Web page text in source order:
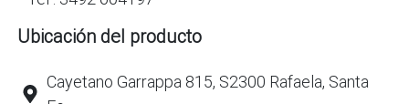
Ubicación del producto
Cayetano Garrappa 815, S2300 Rafaela, Santa